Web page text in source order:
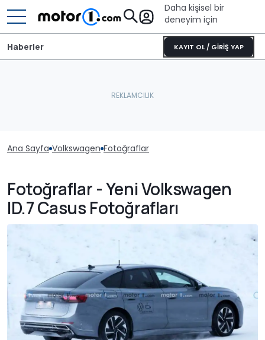
Daha kişisel bir
deneyim için
KAYIT OL / GİRİŞ YAP
Haberler
Ana Sayfa Volkswagen Fotoğraflar
Fotoğraflar - Yeni Volkswagen
ID.7 Casus Fotoğrafları